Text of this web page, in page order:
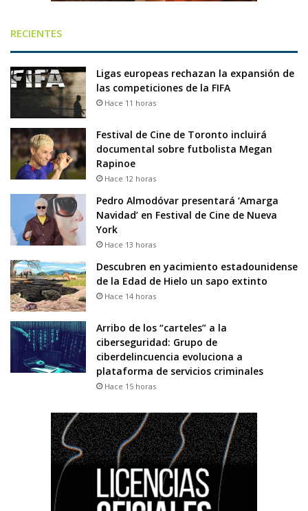
RECIENTES
Ligas europeas rechazan la expansión de
las competiciones de la FIFA
Hace 11 horas
Festival de Cine de Toronto incluirá
documental sobre futbolista Megan
Rapinoe
Hace 12 horas
Pedro Almodóvar presentará ‘Amarga
Navidad’ en Festival de Cine de Nueva
York
Hace 13 horas
Descubren en yacimiento estadounidense
de la Edad de Hielo un sapo extinto
Hace 14 horas
Arribo de los “carteles” a la
ciberseguridad: Grupo de
ciberdelincuencia evoluciona a
plataforma de servicios criminales
Hace 15 horas